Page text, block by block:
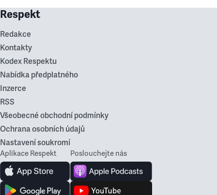
Respekt
Redakce
Kontakty
Kodex Respektu
Nabídka předplatného
Inzerce
RSS
Všeobecné obchodní podmínky
Ochrana osobních údajů
Nastavení soukromí
Aplikace Respekt Poslouchejte nás